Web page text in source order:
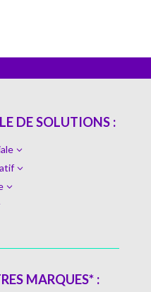
DE SOLUTIONS :
3
3
3
MARQUES* :